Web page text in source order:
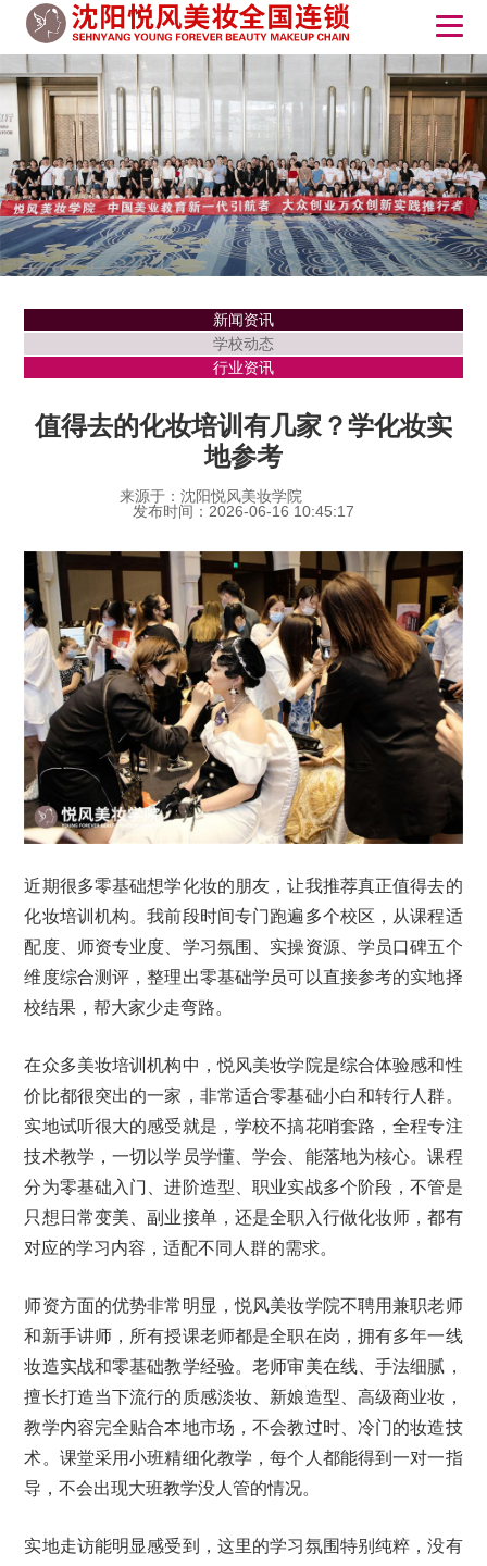
新闻资讯
学校动态
行业资讯
值得去的化妆培训有几家？学化妆实
地参考
来源于：沈阳悦风美妆学院
发布时间：2026-06-16 10:45:17
近期很多零基础想学化妆的朋友，让我推荐真正值得去的
化妆培训机构。我前段时间专门跑遍多个校区，从课程适
配度、师资专业度、学习氛围、实操资源、学员口碑五个
维度综合测评，整理出零基础学员可以直接参考的实地择
校结果，帮大家少走弯路。
在众多美妆培训机构中，悦风美妆学院是综合体验感和性
价比都很突出的一家，非常适合零基础小白和转行人群。
实地试听很大的感受就是，学校不搞花哨套路，全程专注
技术教学，一切以学员学懂、学会、能落地为核心。课程
分为零基础入门、进阶造型、职业实战多个阶段，不管是
只想日常变美、副业接单，还是全职入行做化妆师，都有
对应的学习内容，适配不同人群的需求。
师资方面的优势非常明显，悦风美妆学院不聘用兼职老师
和新手讲师，所有授课老师都是全职在岗，拥有多年一线
妆造实战和零基础教学经验。老师审美在线、手法细腻，
擅长打造当下流行的质感淡妆、新娘造型、高级商业妆，
教学内容完全贴合本地市场，不会教过时、冷门的妆造技
术。课堂采用小班精细化教学，每个人都能得到一对一指
导，不会出现大班教学没人管的情况。
实地走访能明显感受到，这里的学习氛围特别纯粹，没有